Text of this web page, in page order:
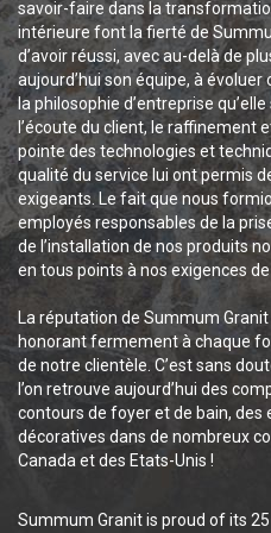
savoir-faire dans la
intérieure font la fierté de
d’avoir réussi, avec au-delà de
aujourd’hui son équipe, à
la philosophie d’entreprise
l’écoute du client, le raffinement
pointe des technologies et
qualité du service lui ont permis
exigeants. Le fait que nous
employés responsables de la
de l’installation de nos produits
en tous points à nos exigences de
La réputation de Summum
honorant fermement à chaque
de notre clientèle. C’est sans
l’on retrouve aujourd’hui des
contours de foyer et de bain, des
décoratives dans de nombreux
Canada et des Etats-Unis !
Summum Granit is proud of its